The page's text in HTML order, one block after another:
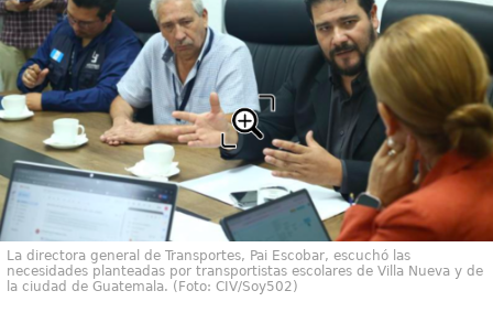
La directora general de Transportes, Pai Escobar, escuchó las
necesidades planteadas por transportistas escolares de Villa Nueva y de
la ciudad de Guatemala. (Foto: CIV/Soy502)